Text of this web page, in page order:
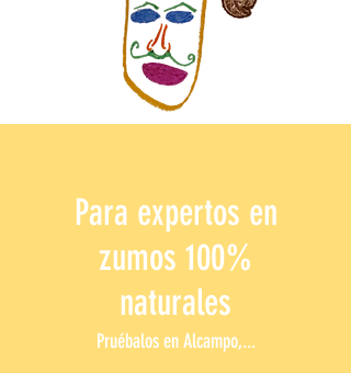
Para expertos en
zumos 100%
naturales
Pruébalos en Alcampo,...